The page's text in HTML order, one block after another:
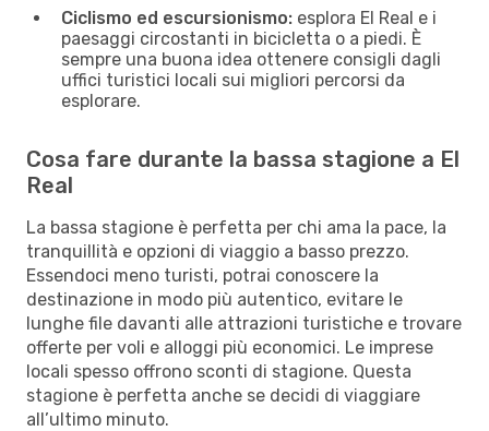
Ciclismo ed escursionismo: esplora El Real e i
paesaggi circostanti in bicicletta o a piedi. È
sempre una buona idea ottenere consigli dagli
uffici turistici locali sui migliori percorsi da
esplorare.
Cosa fare durante la bassa stagione a El
Real
La bassa stagione è perfetta per chi ama la pace, la
tranquillità e opzioni di viaggio a basso prezzo.
Essendoci meno turisti, potrai conoscere la
destinazione in modo più autentico, evitare le
lunghe file davanti alle attrazioni turistiche e trovare
offerte per voli e alloggi più economici. Le imprese
locali spesso offrono sconti di stagione. Questa
stagione è perfetta anche se decidi di viaggiare
all’ultimo minuto.